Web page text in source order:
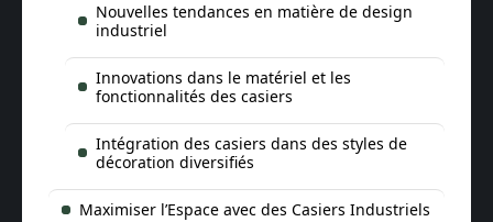
Nouvelles tendances en matière de design
industriel
Innovations dans le matériel et les
fonctionnalités des casiers
Intégration des casiers dans des styles de
décoration diversifiés
Maximiser l’Espace avec des Casiers Industriels